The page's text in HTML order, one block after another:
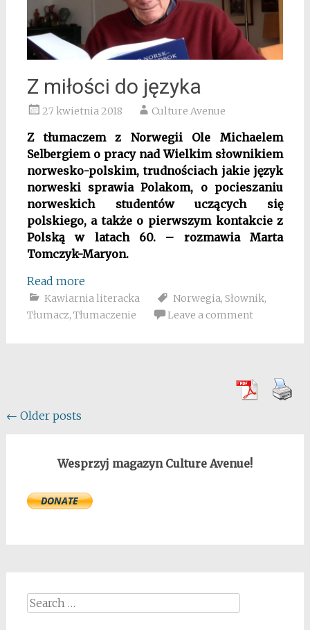
Z miłości do języka
27 kwietnia 2018 Culture Avenue
Z tłumaczem z Norwegii Ole Michaelem
Selbergiem o pracy nad Wielkim słownikiem
norwesko-polskim, trudnościach jakie język
norweski sprawia Polakom, o pocieszaniu
norweskich studentów uczących się
polskiego, a także o pierwszym kontakcie z
Polską w latach 60. – rozmawia Marta
Tomczyk-Maryon.
Read more
Kawiarnia literacka Norwegia, Słownik,
Tłumacz, Tłumaczenie Leave a comment
Posts
← Older posts
Wesprzyj magazyn Culture Avenue!
Search